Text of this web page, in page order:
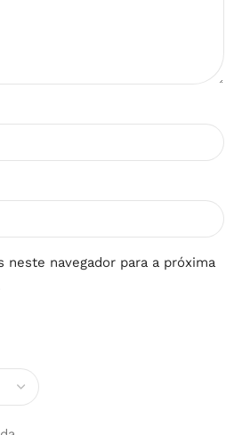
neste navegador para a próxima